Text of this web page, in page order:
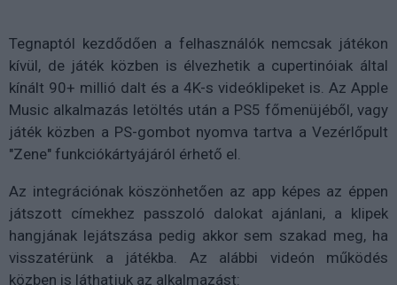
Tegnaptól kezdődően a felhasználók nemcsak játékon
kívül, de játék közben is élvezhetik a cupertinóiak által
kínált 90+ millió dalt és a 4K-s videóklipeket is. Az Apple
Music alkalmazás letöltés után a PS5 főmenüjéből, vagy
játék közben a PS-gombot nyomva tartva a Vezérlőpult
"Zene" funkciókártyájáról érhető el.
Az integrációnak köszönhetően az app képes az éppen
játszott címekhez passzoló dalokat ajánlani, a klipek
hangjának lejátszása pedig akkor sem szakad meg, ha
visszatérünk a játékba. Az alábbi videón működés
közben is láthatjuk az alkalmazást: